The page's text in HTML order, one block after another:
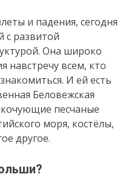
и падения, сегодня
с развитой
Она широко
навстречу всем, кто
И ей есть
Беловежская
песчаные
моря, костёлы,
другое.